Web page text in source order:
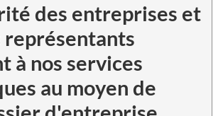
des entreprises et
représentants
à nos services
au moyen de